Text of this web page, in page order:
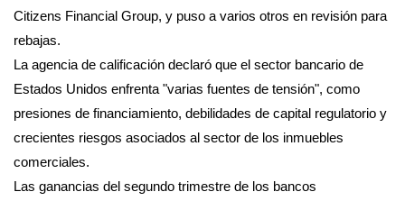
Citizens Financial Group, y puso a varios otros en revisión para
rebajas.
La agencia de calificación declaró que el sector bancario de
Estados Unidos enfrenta "varias fuentes de tensión", como
presiones de financiamiento, debilidades de capital regulatorio y
crecientes riesgos asociados al sector de los inmuebles
comerciales.
Las ganancias del segundo trimestre de los bancos